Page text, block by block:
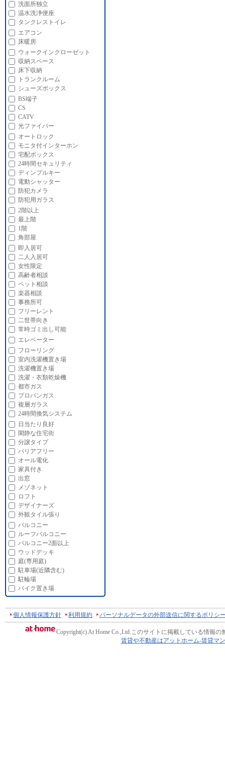
洗面所独立
温水洗浄便座
タンクレストイレ
エアコン
床暖房
ウォークインクローゼット
収納スペース
床下収納
トランクルーム
シューズボックス
BS端子
CS
CATV
光ファイバー
オートロック
モニタ付インターホン
宅配ボックス
24時間セキュリティ
ディンプルキー
電動シャッター
防犯カメラ
防犯用ガラス
2階以上
最上階
1階
角部屋
即入居可
二人入居可
女性限定
高齢者相談
ペット相談
楽器相談
事務所可
フリーレント
二世帯向き
常時ゴミ出し可能
エレベーター
フローリング
室内洗濯機置き場
洗濯機置き場
洗濯・衣類乾燥機
都市ガス
プロパンガス
複層ガラス
24時間換気システム
日当たり良好
閑静な住宅街
分譲タイプ
バリアフリー
オール電化
家具付き
出窓
メゾネット
ロフト
デザイナーズ
外観タイル張り
バルコニー
ルーフバルコニー
バルコニー2面以上
ウッドデッキ
庭(専用庭)
駐車場(近隣含む)
駐輪場
バイク置き場
個人情報保護方針 利用規約 パーソナルデータの外部送信に関するポリシ
Copyright(c) At Home Co.,Ltd.このサイトに掲載している情報の
賃貸や不動産はアットホーム-賃貸マ